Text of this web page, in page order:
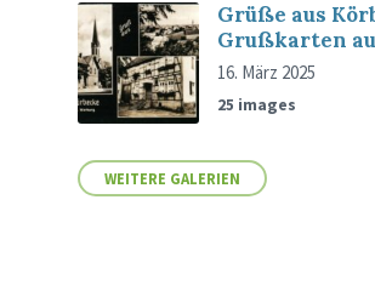
Grüße aus
Grußkarten
16. März 2025
25 images
WEITERE GALERIEN